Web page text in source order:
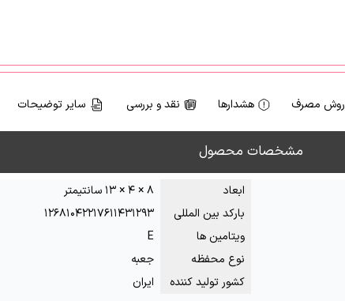
روش مصرف هشدارها نقد و بررسی سایر توضیحات
مشخصات محصول
ابعاد
۸ × ۴ × ۱۳ سانتیمتر
بارکد بین المللی
۱۲۶۸۱۰۴۲۲۱۷۶۱۱۴۳۱۲۹۳
ویتامین ها
E
نوع محفظه
جعبه
کشور تولید کننده
ایران